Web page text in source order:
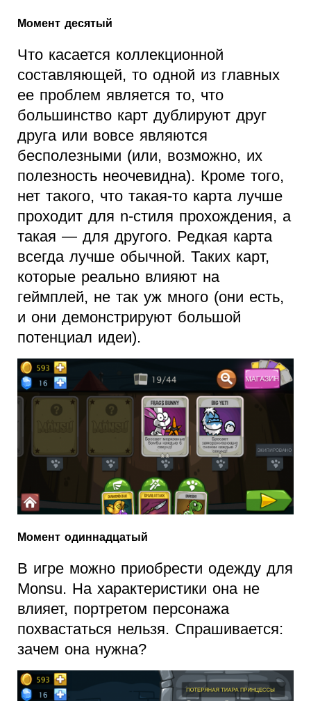
Момент десятый
Что касается коллекционной
составляющей, то одной из главных
ее проблем является то, что
большинство карт дублируют друг
друга или вовсе являются
бесполезными (или, возможно, их
полезность неочевидна). Кроме того,
нет такого, что такая-то карта лучше
проходит для n-стиля прохождения, а
такая — для другого. Редкая карта
всегда лучше обычной. Таких карт,
которые реально влияют на
геймплей, не так уж много (они есть,
и они демонстрируют большой
потенциал идеи).
Момент одиннадцатый
В игре можно приобрести одежду для
Monsu. На характеристики она не
влияет, портретом персонажа
похвастаться нельзя. Спрашивается:
зачем она нужна?